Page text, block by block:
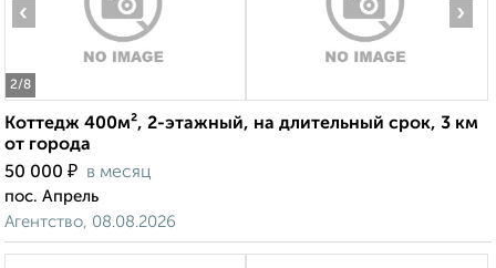
2/8
‹ ›
Коттедж 400м², 2-этажный, на длительный срок, 3 км
от города
50 000 ₽ в месяц
пос. Апрель
Агентство, 08.08.2026